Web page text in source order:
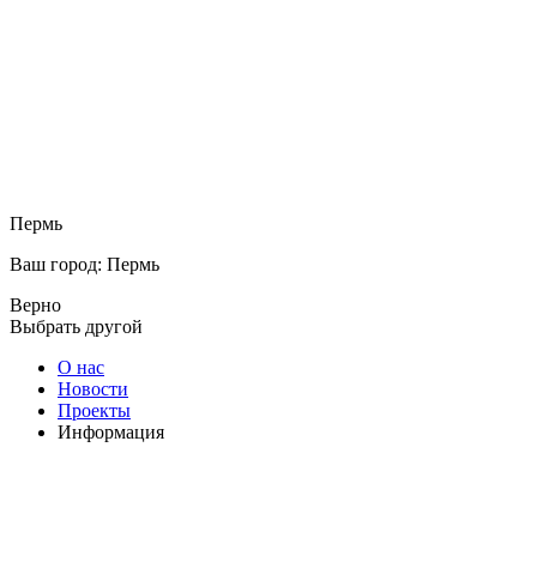
Пермь
Ваш город: Пермь
Верно
Выбрать другой
О нас
Новости
Проекты
Информация